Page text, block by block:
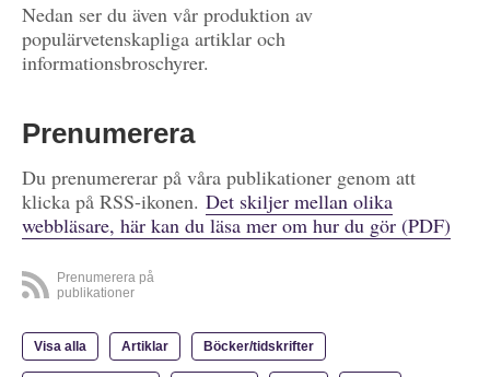
Nedan ser du även vår produktion av
populärvetenskapliga artiklar och
informationsbroschyrer.
Prenumerera
Du prenumererar på våra publikationer genom att
klicka på RSS-ikonen. Det skiljer mellan olika
webbläsare, här kan du läsa mer om hur du gör (PDF)
Prenumerera på
publikationer
Visa alla Artiklar Böcker/tidskrifter